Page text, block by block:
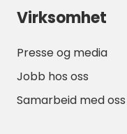
Virksomhet
Presse og media
Jobb hos oss
Samarbeid med oss